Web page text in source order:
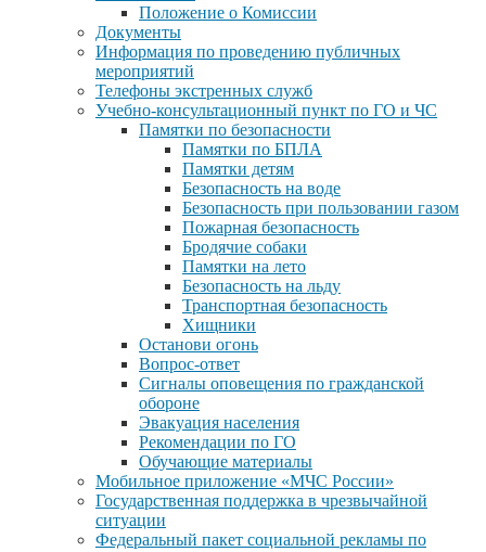
Положение о Комиссии
Документы
Информация по проведению публичных
мероприятий
Телефоны экстренных служб
Учебно-консультационный пункт по ГО и ЧС
Памятки по безопасности
Памятки по БПЛА
Памятки детям
Безопасность на воде
Безопасность при пользовании газом
Пожарная безопасность
Бродячие собаки
Памятки на лето
Безопасность на льду
Транспортная безопасность
Хищники
Останови огонь
Вопрос-ответ
Сигналы оповещения по гражданской
обороне
Эвакуация населения
Рекомендации по ГО
Обучающие материалы
Мобильное приложение «МЧС России»
Государственная поддержка в чрезвычайной
ситуации
Федеральный пакет социальной рекламы по